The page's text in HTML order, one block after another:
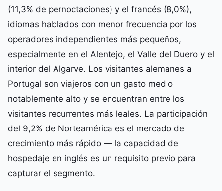
(11,3% de pernoctaciones) y el francés (8,0%),
idiomas hablados con menor frecuencia por los
operadores independientes más pequeños,
especialmente en el Alentejo, el Valle del Duero y el
interior del Algarve. Los visitantes alemanes a
Portugal son viajeros con un gasto medio
notablemente alto y se encuentran entre los
visitantes recurrentes más leales. La participación
del 9,2% de Norteamérica es el mercado de
crecimiento más rápido — la capacidad de
hospedaje en inglés es un requisito previo para
capturar el segmento.